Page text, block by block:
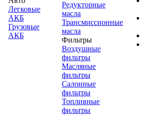
Легковые
АКБ
Грузовые
АКБ
Редукторные
масла
Трансмиссионные
масла
Фильтры
Воздушные
фильтры
Масляные
фильтры
Салонные
фильтры
Топливные
фильтры